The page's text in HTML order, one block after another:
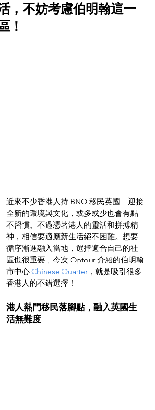
，不妨考慮伯明翰這一
！
近來不少香港人持 BNO 移民英國，迎接
全新的環境與文化，或多或少也會有點
不習慣。不過憑著港人的靈活和拼搏精
神，相信要適應新生活絕不困難。想要
循序漸進融入當地，選擇適合自己的社
區也很重要，今次 Optour 介紹的伯明翰
市中心 Chinese Quarter ，就是吸引很多
香港人的不錯選擇！
港人熱門移民落腳點，融入英國生
活無難度